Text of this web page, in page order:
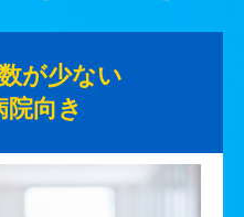
が少ない
院向き